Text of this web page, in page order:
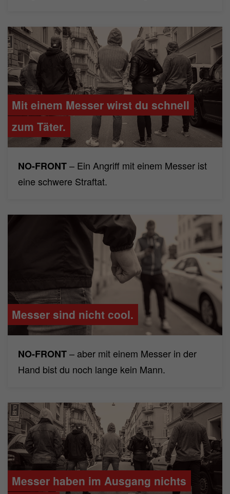
Mit einem Messer wirst du schnell
zum Täter.
NO-FRONT– Ein Angriff mit einem Messer ist
eine schwere Straftat.
Messer sind nicht cool.
NO-FRONT– aber mit einem Messer in der
Hand bist du noch lange kein Mann.
Messer haben im Ausgang nichts